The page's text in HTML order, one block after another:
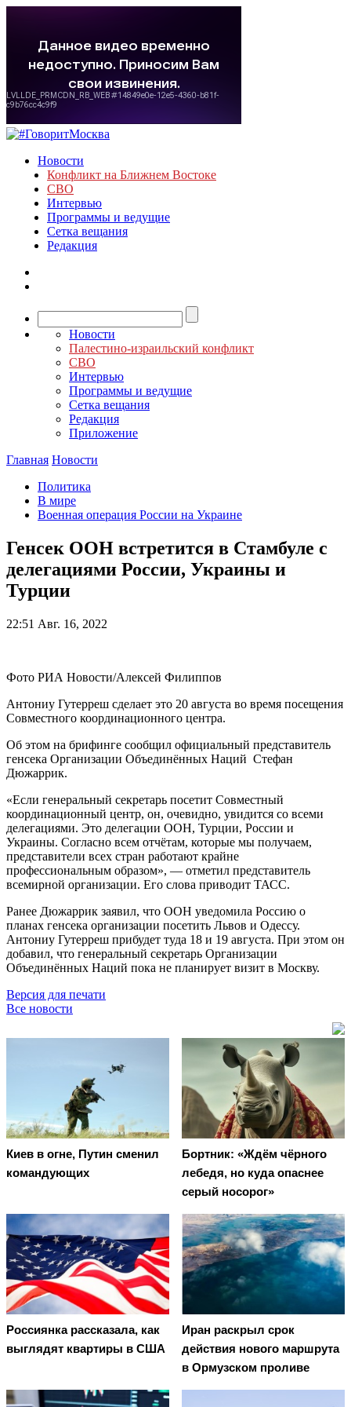
Новости
Конфликт на Ближнем Востоке
СВО
Интервью
Программы и ведущие
Сетка вещания
Редакция
Новости
Палестино-израильский конфликт
СВО
Интервью
Программы и ведущие
Сетка вещания
Редакция
Приложение
Главная Новости
Политика
В мире
Военная операция России на Украине
Генсек ООН встретится в Стамбуле с
делегациями России, Украины и
Турции
22:51 Авг. 16, 2022
Фото РИА Новости/Алексей Филиппов
Антониу Гутерреш сделает это 20 августа во время посещения
Совместного координационного центра.
Об этом на брифинге сообщил официальный представитель
генсека Организации Объединённых Наций Стефан
Дюжаррик.
«Если генеральный секретарь посетит Совместный
координационный центр, он, очевидно, увидится со всеми
делегациями. Это делегации ООН, Турции, России и
Украины. Согласно всем отчётам, которые мы получаем,
представители всех стран работают крайне
профессиональным образом», — отметил представитель
всемирной организации. Его слова приводит ТАСС.
Ранее Дюжаррик заявил, что ООН уведомила Россию о
планах генсека организации посетить Львов и Одессу.
Антониу Гутерреш прибудет туда 18 и 19 августа. При этом он
добавил, что генеральный секретарь Организации
Объединённых Наций пока не планирует визит в Москву.
Версия для печати
Все новости
Киев в огне, Путин сменил
командующих
Бортник: «Ждём чёрного
лебедя, но куда опаснее
серый носорог»
Россиянка рассказала, как
выглядят квартиры в США
Иран раскрыл срок
действия нового маршрута
в Ормузском проливе